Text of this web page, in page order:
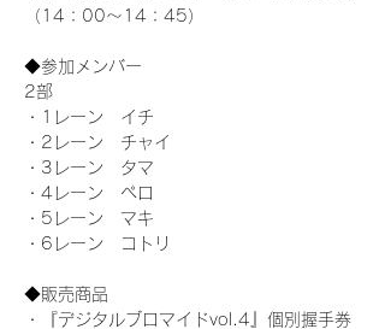
（14：00～14：45）
◆参加メンバー
2部
・1レーン　イチ
・2レーン　チャイ
・3レーン　タマ
・4レーン　ペロ
・5レーン　マキ
・6レーン　コトリ
◆販売商品
・『デジタルブロマイドvol.4』個別握手券